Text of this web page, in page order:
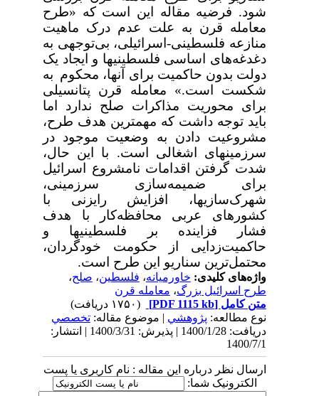
شود. فرضیه مقاله این است که «طرح
معامله قرن به علت عدم درک ماهیت
منازعه فلسطینی-اسرائیلی، بی‌توجهی به
دغدغه‌های اساسی فلسطینیها و ایجاد یک
دولت بدون حاکمیت برای آنها، محکوم به
شکست است.» معامله قرن پتانسیلی
برای محوریت مذاکرات صلح ندارد اما
باید توجه داشت که مهمترین هدف طرح،
مشروعیت دادن به وضعیت موجود در
سرزمینهای اشغالی است. با این حال،
شدت گرفتن اقدامات نامشروع اسرائیل
برای ضمیمه‌سازی سرزمینی،
شهرک‌سازیها، افزایش رایزنی با
کشورهای عربی محافظه‌کار با هدف
فشار فزاینده بر فلسطینیها و
حاکمیت‌زدایی از حکومت خودگردان،
محتمل‌ترین سناریو این طرح است.
واژه‌های کلیدی:خاورمیانه،فلسطین،صلح،
طرح اسرائیل بزرگ،معامله قرن
متن کامل[PDF 1115 kb]
نوع مطالعه:پژوهشي| موضوع مقاله:تخصصي
دریافت: 1400/1/28 | پذیرش: 1400/3/31 | انتشار:
1400/7/1
ارسال نظر درباره این مقاله : نام کاربری یا پست
الکترونیک شما: